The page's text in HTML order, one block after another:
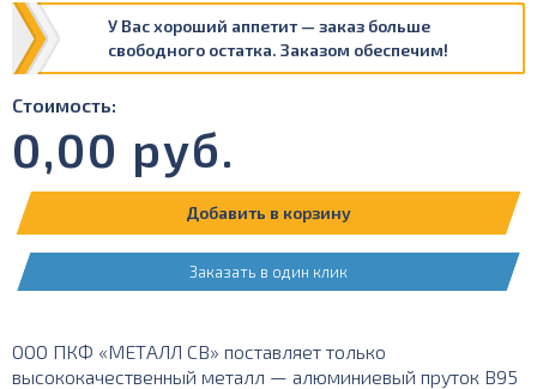
У Вас хороший аппетит — заказ больше
свободного остатка. Заказом обеспечим!
Стоимость:
0,00 руб.
Добавить в корзину
Заказать в один клик
ООО ПКФ «МЕТАЛЛ СВ» поставляет только
высококачественный металл — алюминиевый пруток В95